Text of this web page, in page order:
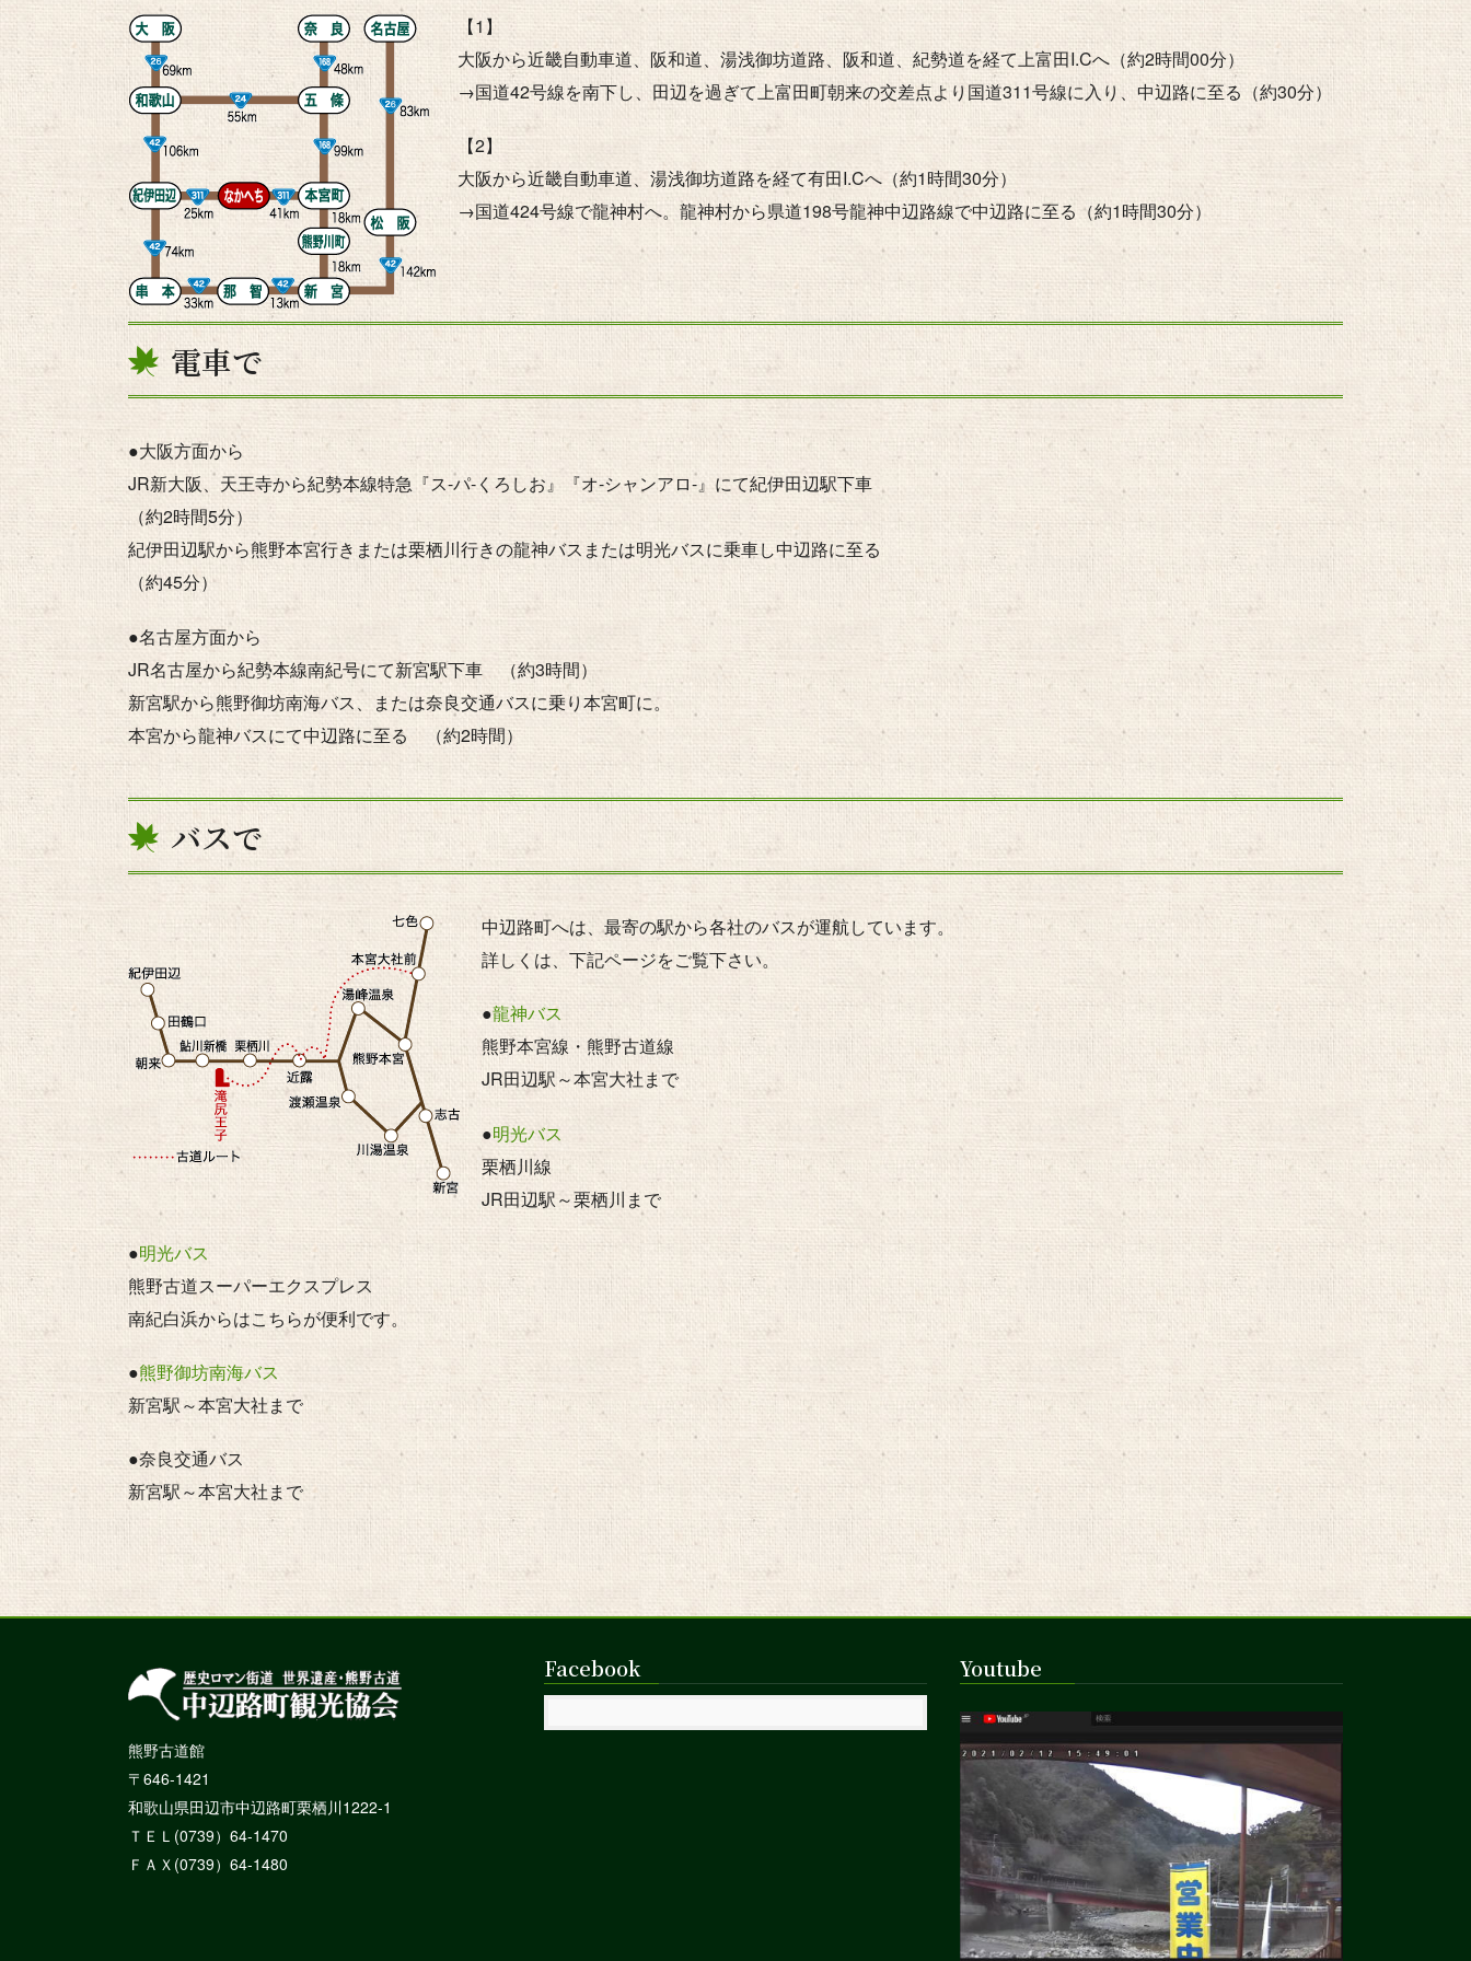
【1】
大阪から近畿自動車道、阪和道、湯浅御坊道路、阪和道、紀勢道を経て上富田I.Cへ（約2時間00分）
→国道42号線を南下し、田辺を過ぎて上富田町朝来の交差点より国道311号線に入り、中辺路に至る（約30分）
【2】
大阪から近畿自動車道、湯浅御坊道路を経て有田I.Cへ（約1時間30分）
→国道424号線で龍神村へ。龍神村から県道198号龍神中辺路線で中辺路に至る（約1時間30分）
電車で
●大阪方面から
JR新大阪、天王寺から紀勢本線特急『ス-パ-くろしお』『オ-シャンアロ-』にて紀伊田辺駅下車
（約2時間5分）
紀伊田辺駅から熊野本宮行きまたは栗栖川行きの龍神バスまたは明光バスに乗車し中辺路に至る
（約45分）
●名古屋方面から
JR名古屋から紀勢本線南紀号にて新宮駅下車 （約3時間）
新宮駅から熊野御坊南海バス、または奈良交通バスに乗り本宮町に。
本宮から龍神バスにて中辺路に至る （約2時間）
バスで
中辺路町へは、最寄の駅から各社のバスが運航しています。
詳しくは、下記ページをご覧下さい。
●龍神バス
熊野本宮線・熊野古道線
JR田辺駅～本宮大社まで
●明光バス
栗栖川線
JR田辺駅～栗栖川まで
●明光バス
熊野古道スーパーエクスプレス
南紀白浜からはこちらが便利です。
●熊野御坊南海バス
新宮駅～本宮大社まで
●奈良交通バス
新宮駅～本宮大社まで
熊野古道館
〒646-1421
和歌山県田辺市中辺路町栗栖川1222-1
ＴＥＬ(0739）64-1470
ＦＡＸ(0739）64-1480
Facebook Youtube